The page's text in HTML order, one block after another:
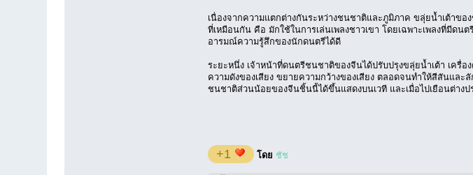
เนื่องจากความแตกต่างกันระหว่างชนชาติและภูมิภาค ขลุ่ยน้ำเต้า
ที่เหมือนกัน คือ มักใช้ในการเล่นเพลงชาวเขา โดยเฉพาะเพลงที่มีดน
อารมณ์ความรู้สึกของนักดนตรีได้ดี
ระยะหนึ่ง เจ้าหน้าที่ดนตรีชนชาติของจีนได้ปรับปรุงขลุ่ยน้ำเต้า เครื่อ
ความดังของเสียง ขยายความกว้างของเสียง ตลอดจนทำให้สีสันแล
ชนชาติส่วนน้อยของจีนชิ้นนี้ได้ขึ้นแสดงบนเวที และเมื่อไปเยือนต่าง
+1 โดย ชัช